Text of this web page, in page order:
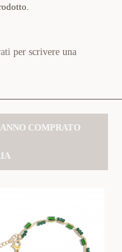
per scrivere una
COMPRATO